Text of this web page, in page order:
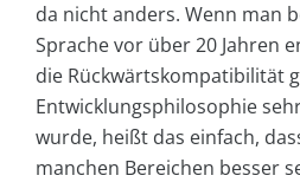
da nicht anders. Wenn man
Sprache vor über 20 Jahren
die Rückwärtskompatibilität
Entwicklungsphilosophie
wurde, heißt das einfach,
manchen Bereichen besser